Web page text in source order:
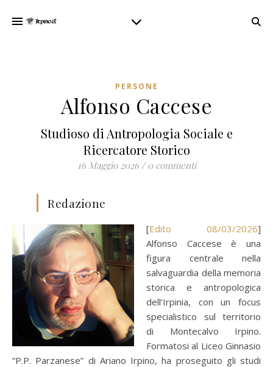
PERSONE
Alfonso Caccese
Studioso di Antropologia Sociale e
Ricercatore Storico
16 Maggio 2026 / 0 commenti
Redazione
[ Edito 08/03/2026]
Alfonso Caccese è una
figura centrale nella
salvaguardia della memoria
storica e antropologica
dell’Irpinia, con un focus
specialistico sul territorio
di Montecalvo Irpino.
Formatosi al Liceo Ginnasio
“P.P. Parzanese” di Ariano Irpino, ha proseguito gli studi